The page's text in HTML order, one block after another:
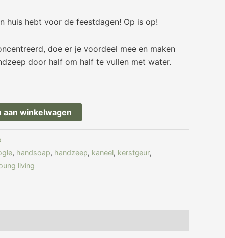
huis hebt voor de feestdagen! Op is op!
doe er je voordeel mee en maken
door half om half te vullen met water.
aan winkelwagen
, handsoap, handzeep, kaneel, kerstgeur,
living